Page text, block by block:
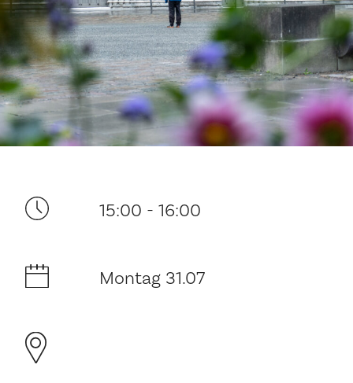
Ditt besøk
Musikk
Historie og arkitektur
15:00 - 16:00
Montag 31.07